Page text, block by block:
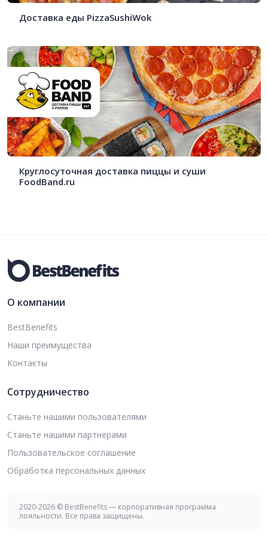
Доставка еды PizzaSushiWok
Круглосуточная доставка пиццы и суши
FoodBand.ru
О компании
BestBenefits
Наши преимущества
Контакты
Сотрудничество
Станьте нашими пользователями
Станьте нашими партнерами
Пользовательское соглашение
Обработка персональных данных
2020-2026 © BestBenefits — корпоративная программа
лояльности. Все права защищены.